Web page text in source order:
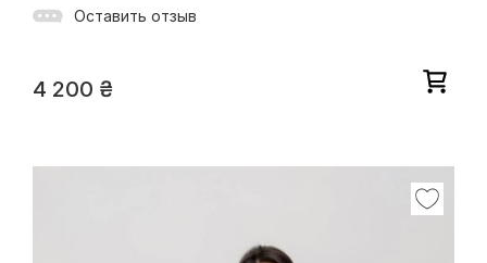
Оставить отзыв
4 200 ₴